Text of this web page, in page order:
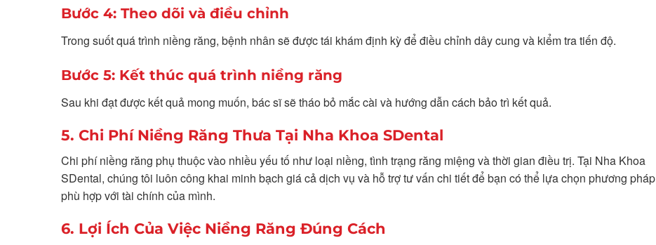
Bước 4: Theo dõi và điều chỉnh
Trong suốt quá trình niềng răng, bệnh nhân sẽ được tái khám định kỳ để điều chỉnh dây cung và kiểm tra tiến độ.
Bước 5: Kết thúc quá trình niềng răng
Sau khi đạt được kết quả mong muốn, bác sĩ sẽ tháo bỏ mắc cài và hướng dẫn cách bảo trì kết quả.
5. Chi Phí Niềng Răng Thưa Tại Nha Khoa SDental
Chi phí niềng răng phụ thuộc vào nhiều yếu tố như loại niềng, tình trạng răng miệng và thời gian điều trị. Tại Nha Khoa
SDental, chúng tôi luôn công khai minh bạch giá cả dịch vụ và hỗ trợ tư vấn chi tiết để bạn có thể lựa chọn phương pháp
phù hợp với tài chính của mình.
6. Lợi Ích Của Việc Niềng Răng Đúng Cách